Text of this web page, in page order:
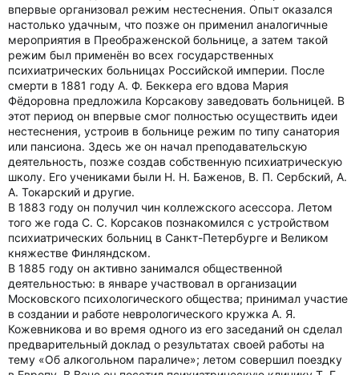
впервые организовал режим нестеснения. Опыт оказался
настолько удачным, что позже он применил аналогичные
мероприятия в Преображенской больнице, а затем такой
режим был применён во всех государственных
психиатрических больницах Российской империи. После
смерти в 1881 году А. Ф. Беккера его вдова Мария
Фёдоровна предложила Корсакову заведовать больницей. В
этот период он впервые смог полностью осуществить идеи
нестеснения, устроив в больнице режим по типу санатория
или пансиона. Здесь же он начал преподавательскую
деятельность, позже создав собственную психиатрическую
школу. Его учениками были Н. Н. Баженов, В. П. Сербский, А.
А. Токарский и другие.
В 1883 году он получил чин коллежского асессора. Летом
того же года С. С. Корсаков познакомился с устройством
психиатрических больниц в Санкт-Петербурге и Великом
княжестве Финляндском.
В 1885 году он активно занимался общественной
деятельностью: в январе участвовал в организации
Московского психологического общества; принимал участие
в создании и работе неврологического кружка А. Я.
Кожевникова и во время одного из его заседаний он сделал
предварительный доклад о результатах своей работы на
тему «Об алкогольном параличе»; летом совершил поездку